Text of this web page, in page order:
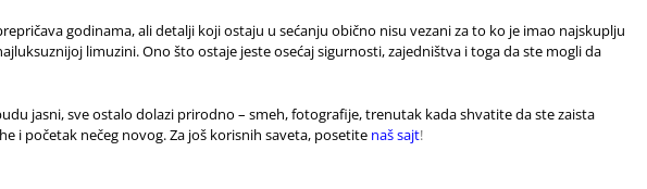
godinama, ali detalji koji ostaju u sećanju obično nisu vezani za to ko je imao najskuplju
limuzini. Ono što ostaje jeste osećaj sigurnosti, zajedništva i toga da ste mogli da
jasni, sve ostalo dolazi prirodno – smeh, fotografije, trenutak kada shvatite da ste zaista
i početak nečeg novog. Za još korisnih saveta, posetite naš sajt!